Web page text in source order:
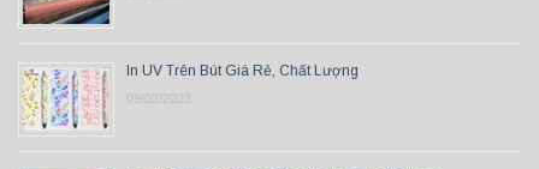
In UV Trên Bút Giá Rẻ, Chất Lượng
09/02/2023